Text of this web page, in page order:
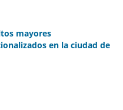
mayores
en la ciudad de